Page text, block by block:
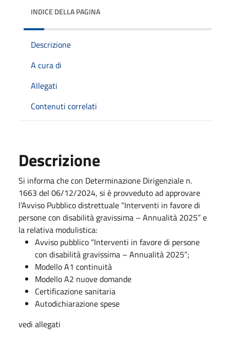
INDICE DELLA PAGINA
Descrizione
A cura di
Allegati
Contenuti correlati
Descrizione
Si informa che con Determinazione Dirigenziale n.
1663 del 06/12/2024, si è provveduto ad approvare
l’Avviso Pubblico distrettuale “Interventi in favore di
persone con disabilità gravissima – Annualità 2025” e
la relativa modulistica:
Avviso pubblico “Interventi in favore di persone
con disabilità gravissima – Annualità 2025”;
Modello A1 continuità
Modello A2 nuove domande
Certificazione sanitaria
Autodichiarazione spese
vedi allegati